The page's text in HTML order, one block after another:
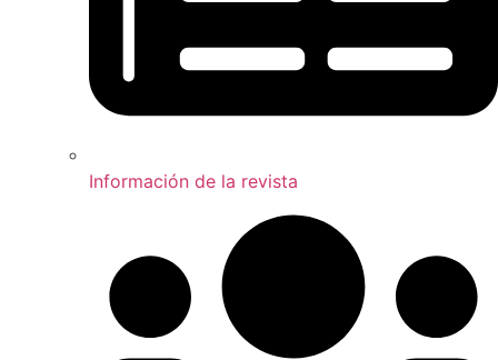
Información de la revista